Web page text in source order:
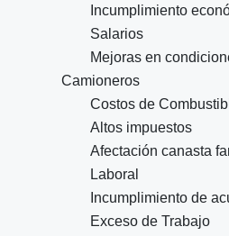
Incumplimiento
Salarios
Mejoras en
Camioneros
Costos de
Altos impuestos
Afectación canasta
Laboral
Incumplimiento de
Exceso de Trabajo